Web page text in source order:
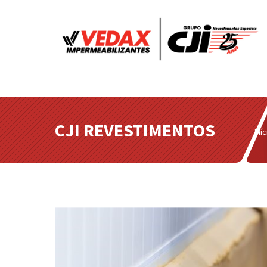
(window,document,'script','dataLayer','GTM-M22WRVLC');
CJI REVESTIMENTOS